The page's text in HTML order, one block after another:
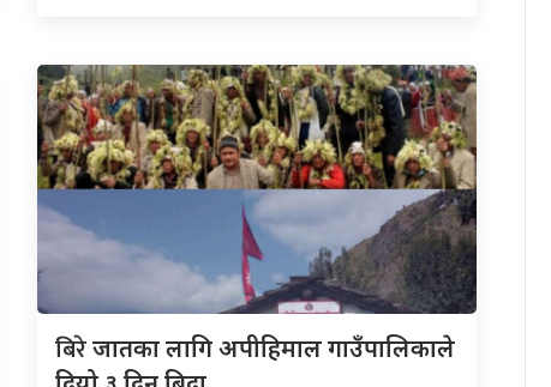
बिरेजातका लागि अपीहिमाल गाउँपालिकाले